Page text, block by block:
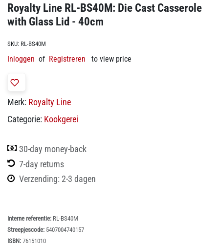
Royalty Line RL-BS40M: Die Cast Casserole
with Glass Lid - 40cm
SKU: RL-BS40M
Inloggen of Registreren to view price
Merk: Royalty Line
Categorie: Kookgerei
30-day money-back
7-day returns
Verzending: 2-3 dagen
Interne referentie: RL-BS40M
Streepjescode: 5407004740157
ISBN: 76151010